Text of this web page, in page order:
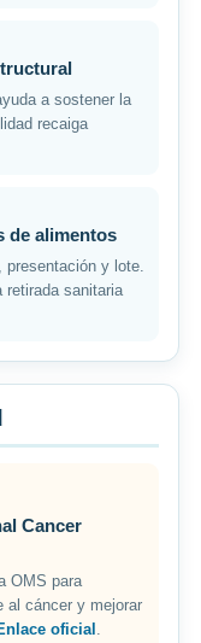
a sostener la
recaiga
de alimentos
presentación y lote.
retirada sanitaria
Cancer
OMS para
al cáncer y mejorar
oficial .